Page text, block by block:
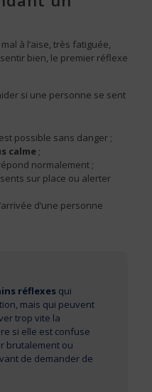
à l’aise, très fatiguée,
bien, le premier réflexe
si une personne se sent
possible sans danger ;
calme ;
normalement ;
sur place ou alerter
d’une personne
réflexes qui
mais qui peuvent
trop vite la
si elle est confuse
brutalement ou
de demander de